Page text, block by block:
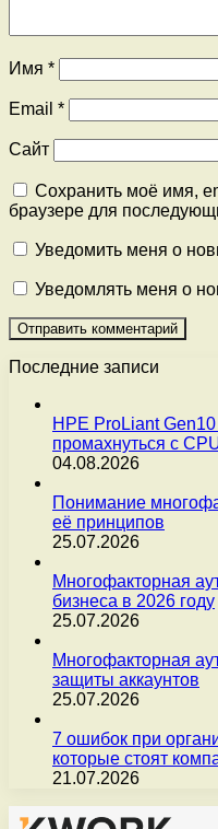
Имя *
Email *
Сайт
Сохранить моё имя,
браузере для
Уведомить меня о
Уведомлять меня о
Последние записи
HPE ProLiant
промахнуться с
04.08.2026
Понимание
её принципов
25.07.2026
Многофакторная
бизнеса в 2026 году
25.07.2026
Многофакторная
защиты аккаунтов
25.07.2026
7 ошибок при
которые стоят
21.07.2026